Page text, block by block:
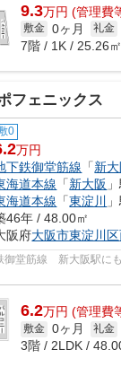
9.3万円 (管理費
敷金 0ヶ月 礼金
7階 / 1K / 25.26㎡
フェニックス
0
万円
下鉄御堂筋線 「新大
海道本線 「新大阪
海道本線 「東淀川
46年 / 48.00㎡
阪府大阪市東淀川区
堂筋線 新大阪駅にも
6.2万円 (管理費
敷金 0ヶ月 礼金
3階 / 2LDK /